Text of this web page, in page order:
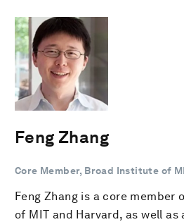
Feng Zhang
Core Member, Broad Institute of
Feng Zhang is a core
of MIT and Harvard, as well